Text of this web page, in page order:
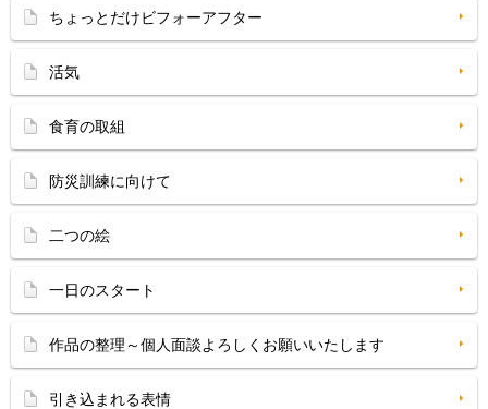
ちょっとだけビフォーアフター
活気
食育の取組
防災訓練に向けて
二つの絵
一日のスタート
作品の整理～個人面談よろしくお願いいたします
引き込まれる表情